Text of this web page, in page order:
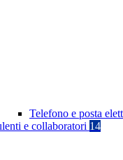
Telefono e posta
e collaboratori 14